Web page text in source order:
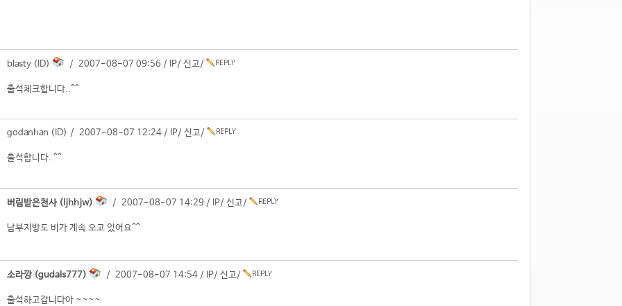
blasty (ID) / 2007-08-07 09:56 / IP/ 신고/
출석체크합니다..^^
godanhan (ID) / 2007-08-07 12:24 / IP/ 신고/
출석합니다. ^^
버림받은천사 (ljhhjw) / 2007-08-07 14:29 / IP/ 신고/
남부지방도 비가 계속 오고 있어요^^
소라깡 (gudals777) / 2007-08-07 14:54 / IP/ 신고/
출석하고갑니다아 ~~~~